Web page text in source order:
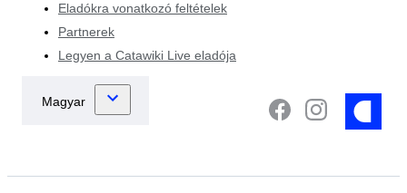
Eladókra vonatkozó feltételek
Partnerek
Legyen a Catawiki Live eladója